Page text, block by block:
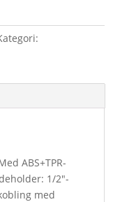
ABS+TPR-
1/2″-
med